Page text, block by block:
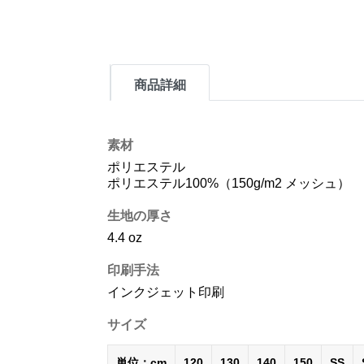
商品詳細
素材
ポリエステル
ポリエステル100%（150g/m2 メッシュ）
生地の厚さ
4.4 oz
印刷手法
インクジェット印刷
サイズ